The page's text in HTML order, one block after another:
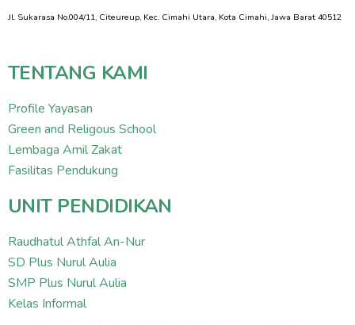
Jl. Sukarasa No.004/11, Citeureup, Kec. Cimahi Utara, Kota Cimahi, Jawa Barat 40512
TENTANG KAMI
Profile Yayasan
Green and Religous School
Lembaga Amil Zakat
Fasilitas Pendukung
UNIT PENDIDIKAN
Raudhatul Athfal An-Nur
SD Plus Nurul Aulia
SMP Plus Nurul Aulia
Kelas Informal